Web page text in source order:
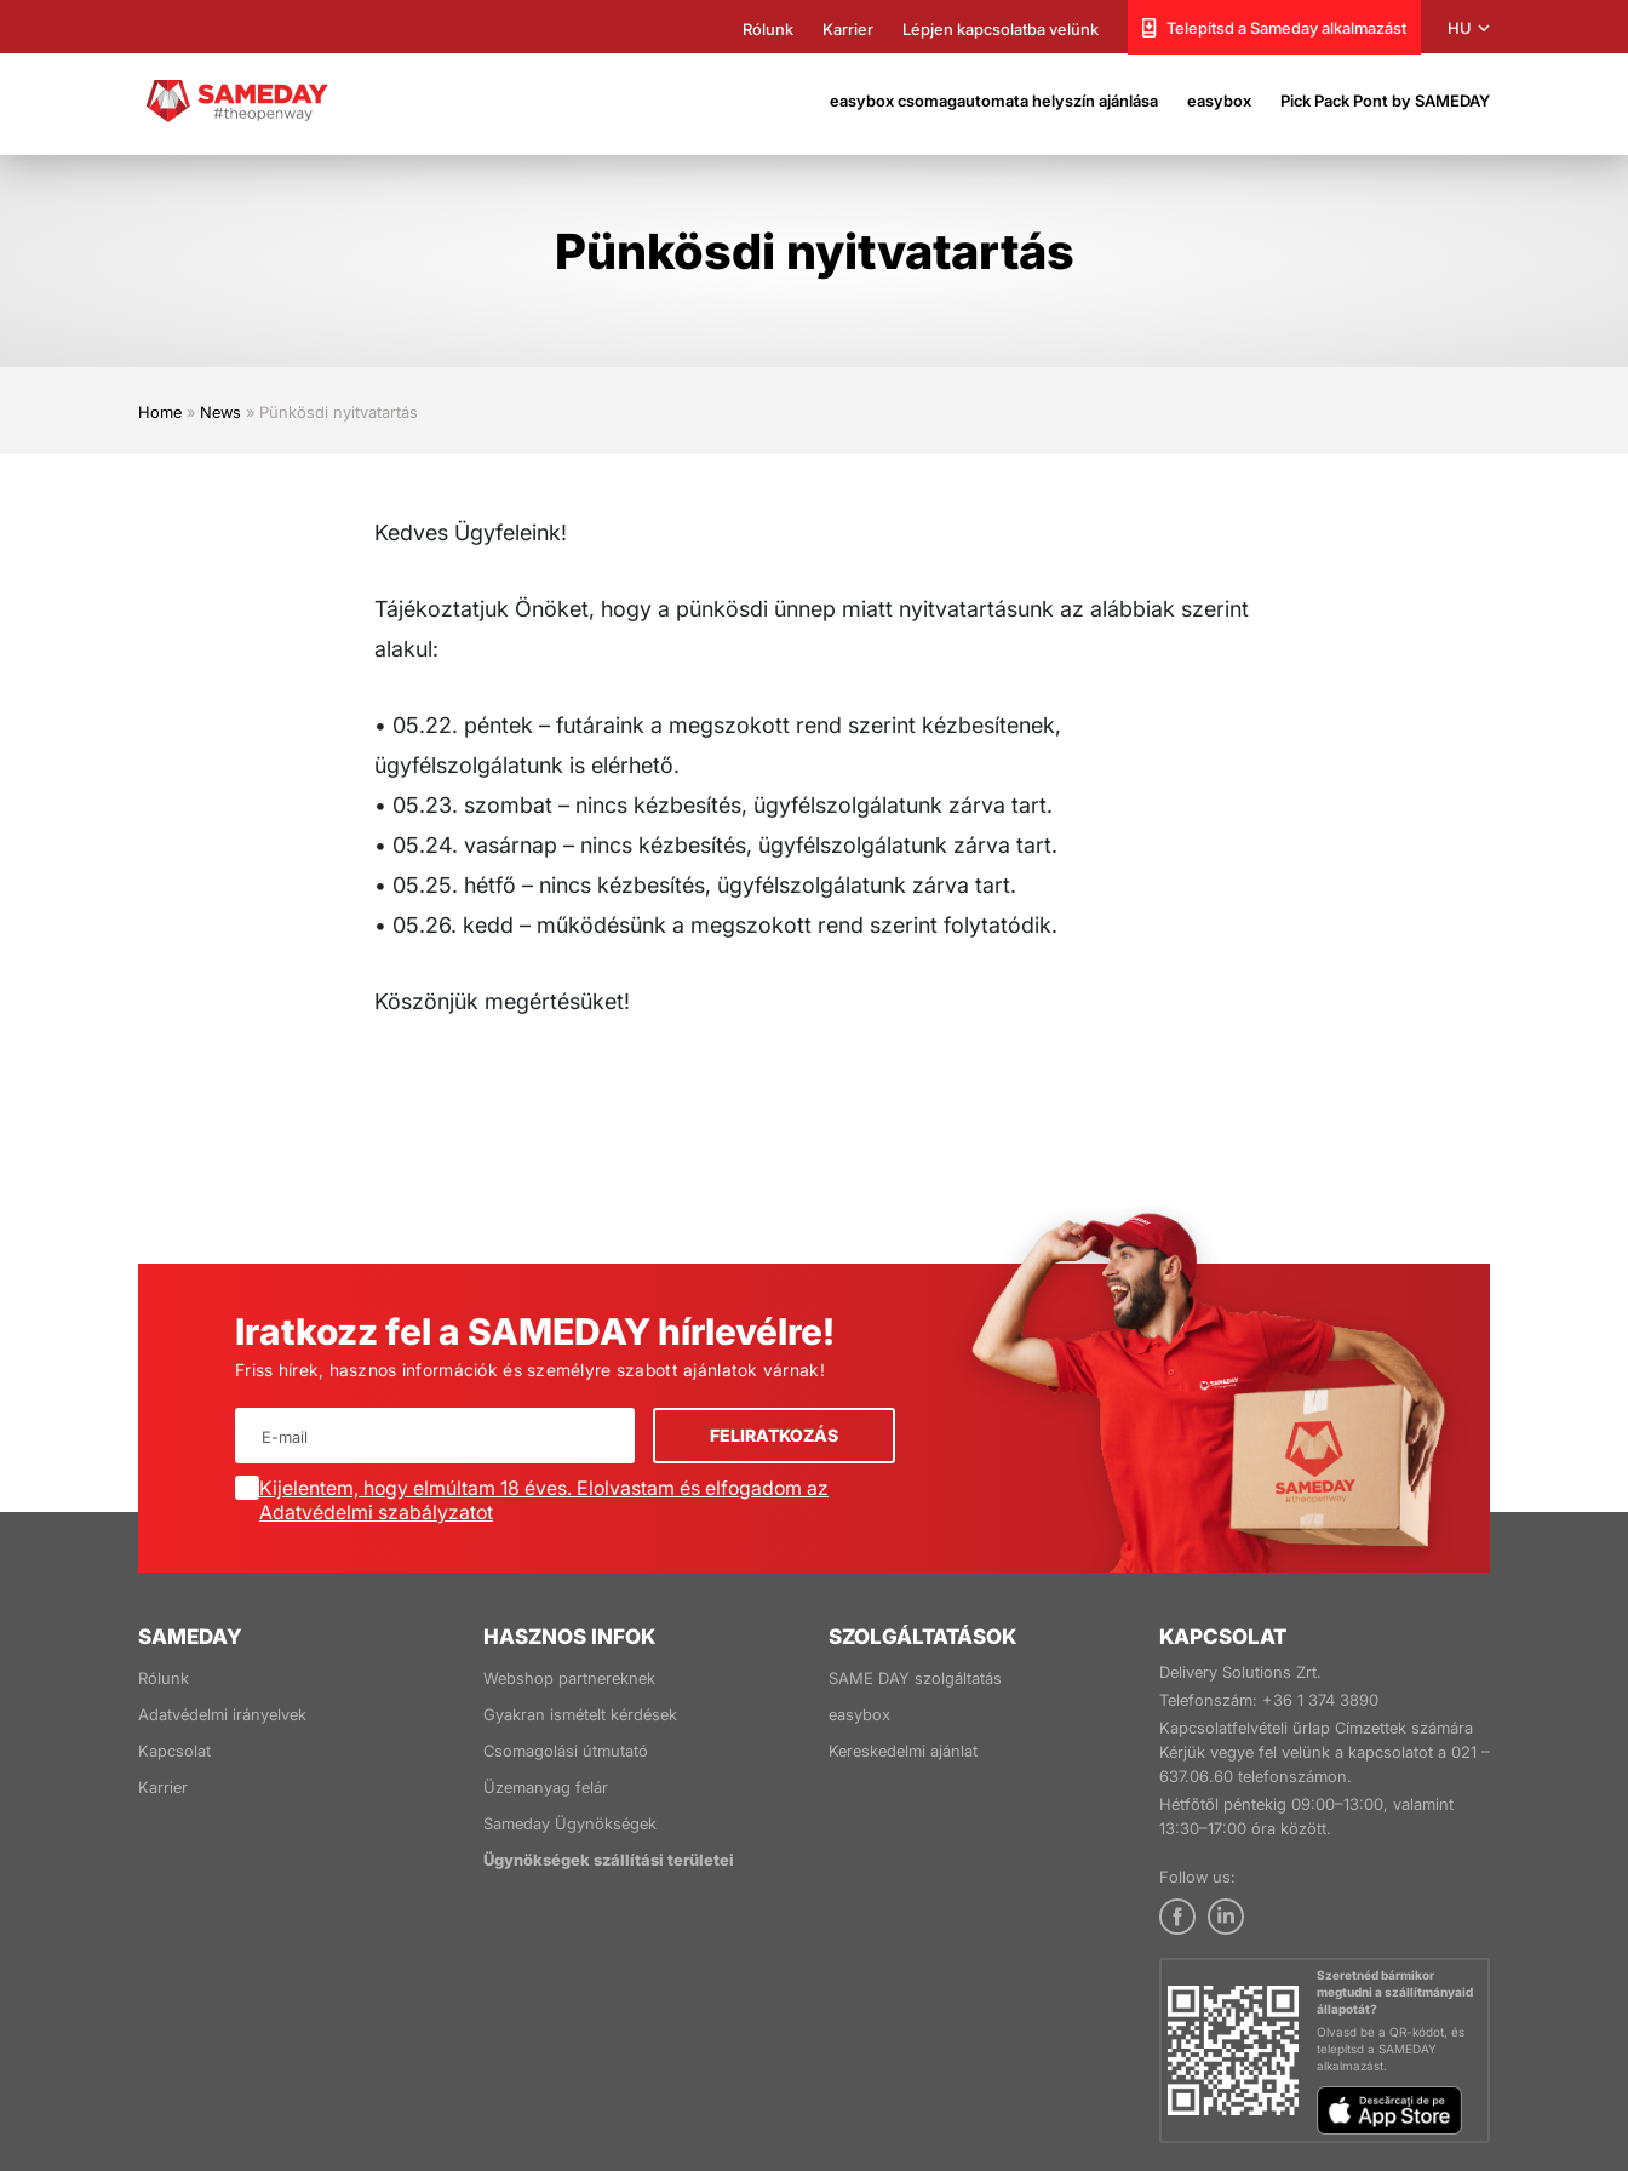
fő
Rólunk Karrier Lépjen kapcsolatba velünk Telepítsd a Sameday alkalmazást HU
easybox csomagautomata helyszín ajánlása easybox Pick Pack Pont by SAMEDAY
Pünkösdi nyitvatartás
Home » News » Pünkösdi nyitvatartás
Kedves Ügyfeleink!
Tájékoztatjuk Önöket, hogy a pünkösdi ünnep miatt nyitvatartásunk az alábbiak szerint
alakul:
• 05.22. péntek – futáraink a megszokott rend szerint kézbesítenek,
ügyfélszolgálatunk is elérhető.
• 05.23. szombat – nincs kézbesítés, ügyfélszolgálatunk zárva tart.
• 05.24. vasárnap – nincs kézbesítés, ügyfélszolgálatunk zárva tart.
• 05.25. hétfő – nincs kézbesítés, ügyfélszolgálatunk zárva tart.
• 05.26. kedd – működésünk a megszokott rend szerint folytatódik.
Köszönjük megértésüket!
Iratkozz fel a SAMEDAY hírlevélre!
Friss hírek, hasznos információk és személyre szabott ajánlatok várnak!
FELIRATKOZÁS
Kijelentem, hogy elmúltam 18 éves. Elolvastam és elfogadom az
Adatvédelmi szabályzatot
SAMEDAY
Rólunk
Adatvédelmi irányelvek
Kapcsolat
Karrier
HASZNOS INFOK
Webshop partnereknek
Gyakran ismételt kérdések
Csomagolási útmutató
Üzemanyag felár
Sameday Ügynökségek
Ügynökségek szállítási területei
SZOLGÁLTATÁSOK
SAME DAY szolgáltatás
easybox
Kereskedelmi ajánlat
KAPCSOLAT
Delivery Solutions Zrt.
Telefonszám: +36 1 374 3890
Kapcsolatfelvételi űrlap Címzettek számára
Kérjük vegye fel velünk a kapcsolatot a 021 –
637.06.60 telefonszámon.
Hétfőtől péntekig 09:00–13:00, valamint
13:30–17:00 óra között.
Follow us:
Szeretnéd bármikor
megtudni a szállítmányaid
állapotát?
Olvasd be a QR-kódot, és
telepítsd a SAMEDAY
alkalmazást.